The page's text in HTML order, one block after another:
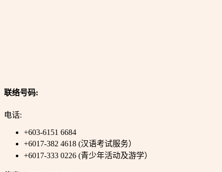
联络号码:
电话:
+603-6151 6684
+6017-382 4618 (汉语考试服务）
+6017-333 0226 (青少年活动及游学）